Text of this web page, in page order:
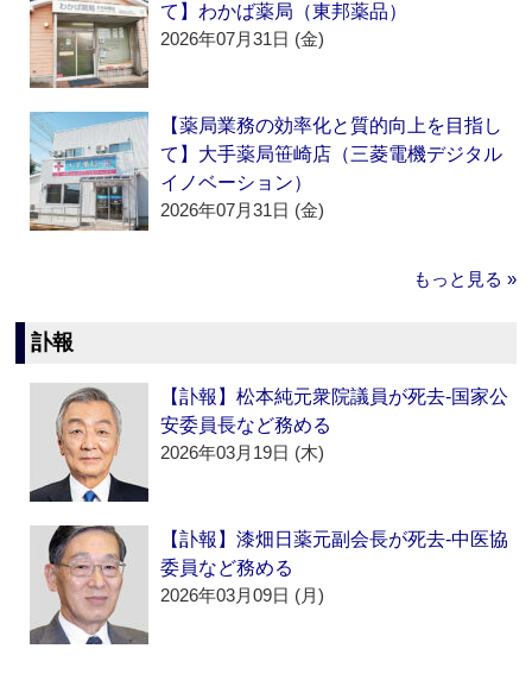
て】わかば薬局（東邦薬品）
2026年07月31日 (金)
【薬局業務の効率化と質的向上を目指し
て】大手薬局笹崎店（三菱電機デジタル
イノベーション）
2026年07月31日 (金)
もっと見る »
訃報
【訃報】松本純元衆院議員が死去‐国家公
安委員長など務める
2026年03月19日 (木)
【訃報】漆畑日薬元副会長が死去‐中医協
委員など務める
2026年03月09日 (月)